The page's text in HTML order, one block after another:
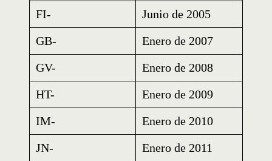
FI-
Junio de 2005
GB-
Enero de 2007
GV-
Enero de 2008
HT-
Enero de 2009
IM-
Enero de 2010
JN-
Enero de 2011